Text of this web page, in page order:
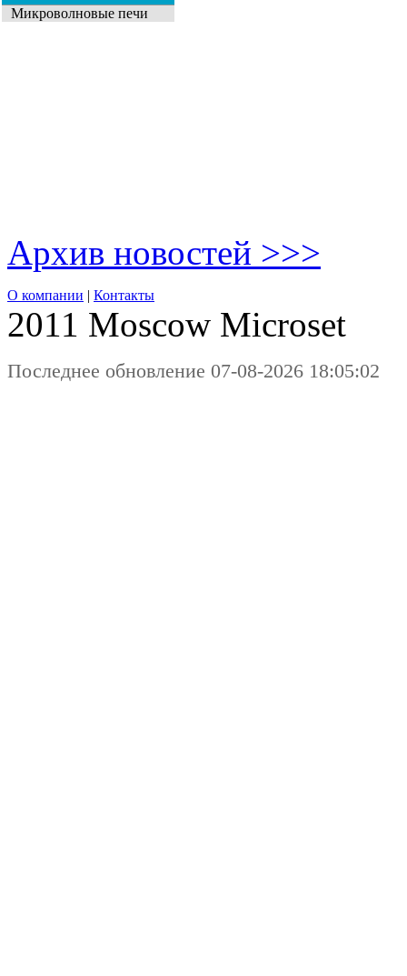
Микроволновые печи
Архив новостей >>>
О компании | Контакты
2011 Moscow Microset
Последнее обновление 07-08-2026 18:05:02